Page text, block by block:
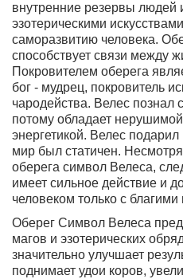
внутренние резервы людей
эзотерическими
саморазвитию человека.
способствует связи между
Покровителем оберега
бог - мудрец, покровитель
чародейства. Велес познал
потому обладает
энергетикой. Велес
мир был статичен.
оберега символ Велеса,
имеет сильное действие и
человеком только с
Оберег Символ Велеса
магов и эзотерических
значительно улучшает
поднимает удои коров,